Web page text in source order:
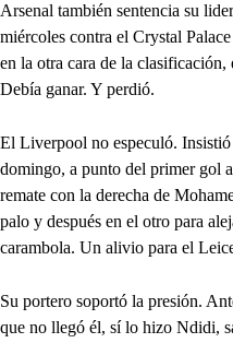
Arsenal también sentencia su
miércoles contra el Crystal
en la otra cara de la
Debía ganar. Y perdió.
El Liverpool no especuló.
domingo, a punto del primer gol
remate con la derecha de
palo y después en el otro para
carambola. Un alivio para el
Su portero soportó la presión.
que no llegó él, sí lo hizo Ndidi,